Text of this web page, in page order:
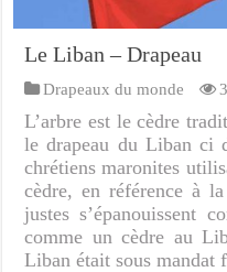
Le Liban – Drapeau
Drapeaux du monde
L’arbre est le cèdre
le drapeau du Liban ci
chrétiens maronites
cèdre, en référence à
justes s’épanouissent
comme un cèdre au
Liban était sous mandat